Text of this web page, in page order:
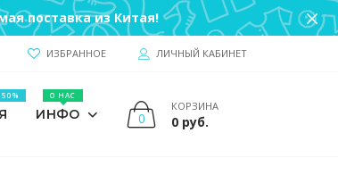
поставка из Китая!
ИЗБРАННОЕ ЛИЧНЫЙ КАБИНЕТ
ИНФО
О НАС
0
КОРЗИНА
0 руб.